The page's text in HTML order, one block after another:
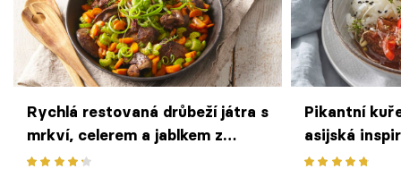
Rychlá restovaná drůbeží játra s
mrkví, celerem a jablkem z
pánve
Pikantní
asijská
výrazných